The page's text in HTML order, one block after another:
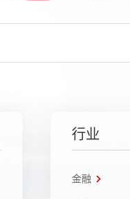
行业
金融